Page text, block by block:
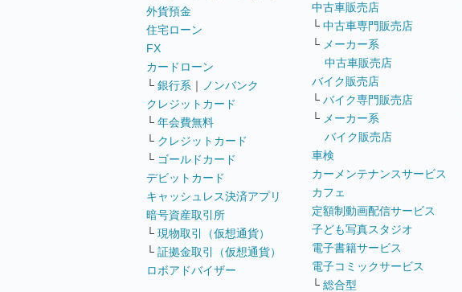
外貨預金
住宅ローン
FX
カードローン
└ 銀行系 ｜
ノンバンク
クレジットカード
└ 年会費無料
└ クレジットカード
└ ゴールドカード
デビットカード
キャッシュレス決済アプリ
暗号資産取引所
└ 現物取引（仮想通貨）
└ 証拠金取引（仮想通貨）
ロボアドバイザー
中古車販売店
└ 中古車専門販売店
└ メーカー系
中古車販売店
バイク販売店
└ バイク専門販売店
└ メーカー系
バイク販売店
車検
カーメンテナンスサービス
カフェ
定額制動画配信サービス
子ども写真スタジオ
電子書籍サービス
電子コミックサービス
└ 総合型